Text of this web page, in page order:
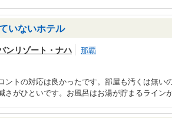
いないホテル
ンリゾート・ナハ 那覇
ントの対応は良かったです。部屋も汚くは無い
さがひといです。お風呂はお湯が貯まるライン